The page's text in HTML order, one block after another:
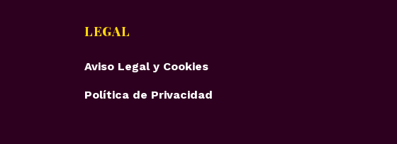
LEGAL
Aviso Legal y Cookies
Política de Privacidad